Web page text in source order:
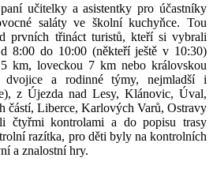
učitelky a asistentky pro účastníky
saláty ve školní kuchyňce. Tou
prvních třináct turistů, kteří si vybrali
8:00 do 10:00 (někteří ještě v 10:30)
km, loveckou 7 km nebo královskou
a rodinné týmy, nejmladší i
z Újezda nad Lesy, Klánovic, Úval,
částí, Liberce, Karlových Varů, Ostravy
čtyřmi kontrolami a do popisu trasy
razítka, pro děti byly na kontrolních
a znalostní hry.